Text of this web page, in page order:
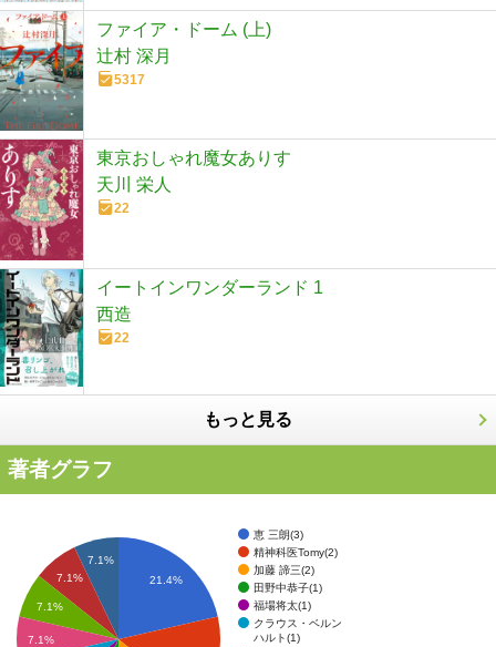
ファイア・ドーム (上)
辻村 深月
5317
東京おしゃれ魔女ありす
天川 栄人
22
イートインワンダーランド 1
西造
22
もっと見る
著者グラフ
恵 三朗(3)
精神科医Tomy(2)
加藤 諦三(2)
田野中恭子(1)
福場将太(1)
クラウス・ベルン
ハルト(1)
21.4%
7.1%
7.1%
7.1%
7.1%